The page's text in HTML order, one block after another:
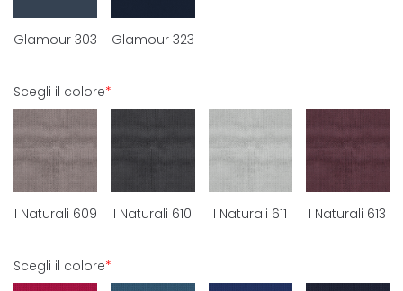
Glamour 303 Glamour 323
Scegli il colore*
I Naturali 609 I Naturali 610 I Naturali 611 I Naturali 613
Scegli il colore*